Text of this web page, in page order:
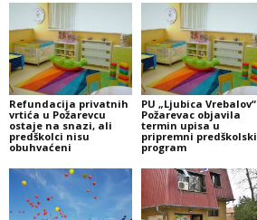
Refundacija privatnih
vrtića u Požarevcu
ostaje na snazi, ali
predškolci nisu
obuhvaćeni
PU „Ljubica Vrebalov“
Požarevac objavila
termin upisa u
pripremni predškolski
program